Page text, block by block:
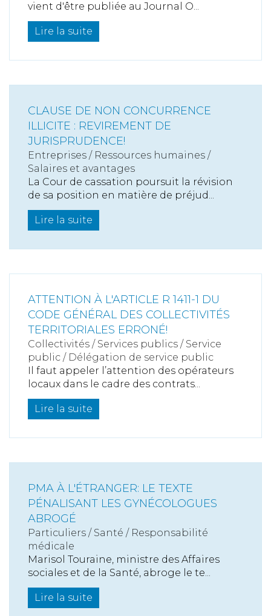
vient d'être publiée au Journal O...
Lire la suite
CLAUSE DE NON CONCURRENCE
ILLICITE : REVIREMENT DE
JURISPRUDENCE!
Entreprises / Ressources humaines /
Salaires et avantages
La Cour de cassation poursuit la révision
de sa position en matière de préjud...
Lire la suite
ATTENTION À L'ARTICLE R 1411-1 DU
CODE GÉNÉRAL DES COLLECTIVITÉS
TERRITORIALES ERRONÉ!
Collectivités / Services publics / Service
public / Délégation de service public
Il faut appeler l’attention des opérateurs
locaux dans le cadre des contrats...
Lire la suite
PMA À L'ÉTRANGER: LE TEXTE
PÉNALISANT LES GYNÉCOLOGUES
ABROGÉ
Particuliers / Santé / Responsabilité
médicale
Marisol Touraine, ministre des Affaires
sociales et de la Santé, abroge le te...
Lire la suite